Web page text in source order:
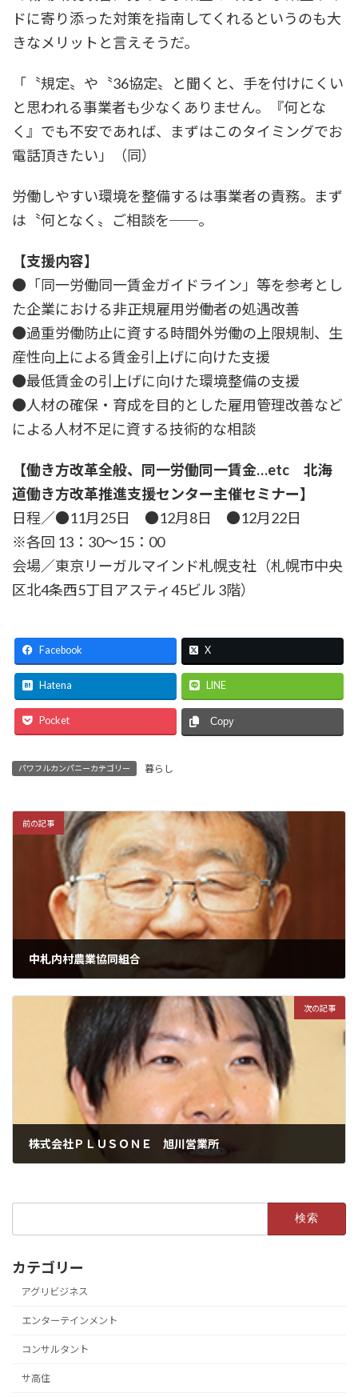
ドに寄り添った対策を指南してくれるというのも大
きなメリットと言えそうだ。
「〝規定〟や〝36協定〟と聞くと、手を付けにくい
と思われる事業者も少なくありません。『何とな
く』でも不安であれば、まずはこのタイミングでお
電話頂きたい」（同）
労働しやすい環境を整備するは事業者の責務。まず
は〝何となく〟ご相談を──。
【支援内容】
●「同一労働同一賃金ガイドライン」等を参考とし
た企業における非正規雇用労働者の処遇改善
●過重労働防止に資する時間外労働の上限規制、生
産性向上による賃金引上げに向けた支援
●最低賃金の引上げに向けた環境整備の支援
●人材の確保・育成を目的とした雇用管理改善など
による人材不足に資する技術的な相談
【働き方改革全般、同一労働同一賃金…etc 北海
道働き方改革推進支援センター主催セミナー】
日程／●11月25日 ●12月8日 ●12月22日
※各回 13：30〜15：00
会場／東京リーガルマインド札幌支社（札幌市中央
区北4条西5丁目アスティ45ビル 3階）
Facebook X
Hatena LINE
Pocket Copy
パワフルカンパニーカテゴリー 暮らし
前の記事
中札内村農業協同組合
次の記事
株式会社ＰＬＵＳＯＮＥ 旭川営業所
カテゴリー
アグリビジネス
エンターテインメント
コンサルタント
サ高住